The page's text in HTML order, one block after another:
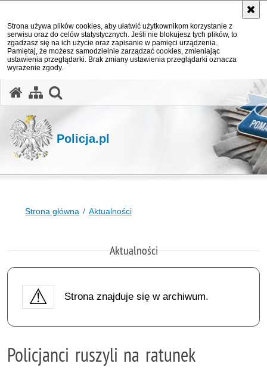
Strona używa plików cookies, aby ułatwić użytkownikom korzystanie z
serwisu oraz do celów statystycznych. Jeśli nie blokujesz tych plików, to
zgadzasz się na ich użycie oraz zapisanie w pamięci urządzenia.
Pamiętaj, że możesz samodzielnie zarządzać cookies, zmieniając
ustawienia przeglądarki. Brak zmiany ustawienia przeglądarki oznacza
wyrażenie zgody.
Policja.pl
Strona główna Aktualności
Aktualności
Strona znajduje się w archiwum.
Policjanci ruszyli na ratunek